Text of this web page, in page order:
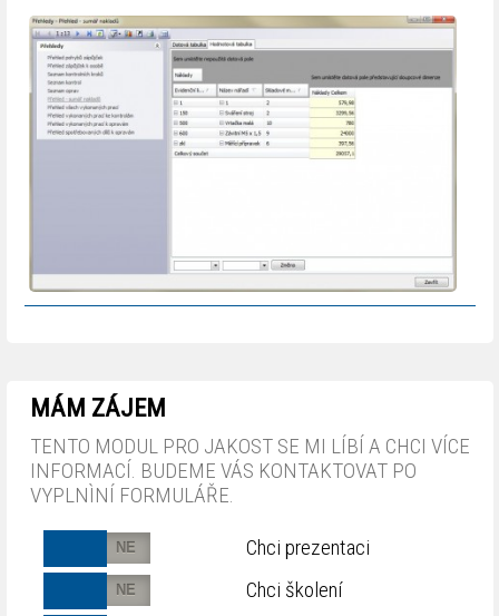
MÁM ZÁJEM
TENTO MODUL PRO JAKOST SE MI LÍBÍ A CHCI VÍCE
INFORMACÍ. BUDEME VÁS KONTAKTOVAT PO
VYPLNÌNÍ FORMULÁŘE.
Chci prezentaci
Chci školení